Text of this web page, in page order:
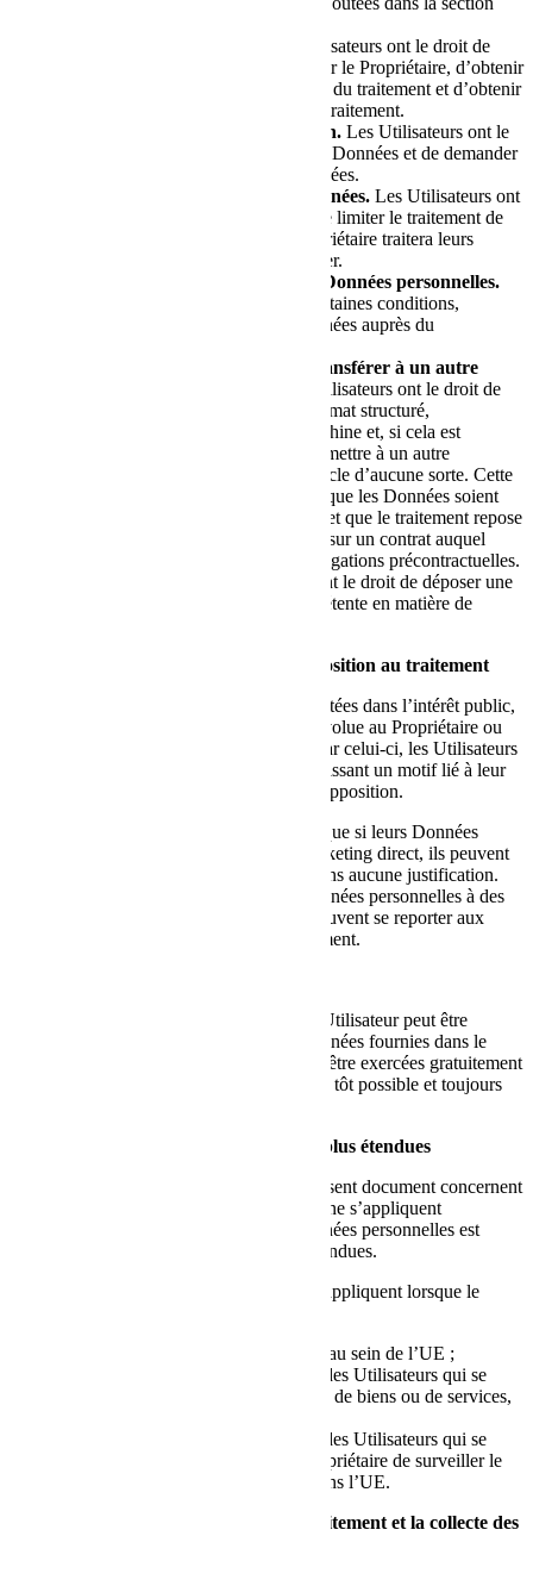
Les Utilisateurs ont le droit de
savoir si les Données sont traitées par le Propriétaire, d’obtenir
des informations sur certains aspects du traitement et d’obtenir
une copie des Données en cours de traitement.
Vérifier et obtenir une rectification. Les Utilisateurs ont le
droit de vérifier l’exactitude de leurs Données et de demander
qu’elles soient mises à jour ou corrigées.
Limiter le traitement de leurs Données. Les Utilisateurs ont
le droit, sous certaines conditions, de limiter le traitement de
leurs Données. Dans ce cas, le Propriétaire traitera leurs
Données uniquement pour les stocker.
Faire supprimer ou effacer leurs Données personnelles.
Les Utilisateurs ont le droit, sous certaines conditions,
d’obtenir l’effacement de leurs Données auprès du
Récupérer leurs Données et les transférer à un autre
Les Utilisateurs ont le droit de
récupérer leurs Données dans un format structuré,
couramment utilisé et lisible par machine et, si cela est
techniquement possible, de les transmettre à un autre
responsable du traitement sans obstacle d’aucune sorte. Cette
disposition s’applique, sous réserve que les Données soient
traitées par des moyens automatisés et que le traitement repose
sur le consentement de l’Utilisateur, sur un contrat auquel
l’Utilisateur est partie ou sur des obligations précontractuelles.
Les Utilisateurs ont le droit de déposer une
plainte auprès de leur autorité compétente en matière de
Informations concernant le droit d’opposition au traitement
Lorsque les Données personnelles sont traitées dans l’intérêt public,
dans l’exercice d’une autorité officielle dévolue au Propriétaire ou
aux fins des intérêts légitimes poursuivis par celui-ci, les Utilisateurs
peuvent s’opposer à ce traitement en fournissant un motif lié à leur
situation particulière devant justifier cette opposition.
Les Utilisateurs doivent cependant savoir que si leurs Données
personnelles sont traitées à des fins de marketing direct, ils peuvent
s’opposer à ce traitement à tout moment sans aucune justification.
Pour savoir si le Propriétaire traite des Données personnelles à des
fins de marketing direct, les Utilisateurs peuvent se reporter aux
sections correspondantes du présent document.
Toute demande d’exercice des droits de l’Utilisateur peut être
adressée au Propriétaire grâce aux coordonnées fournies dans le
présent document. Ces demandes peuvent être exercées gratuitement
et seront étudiées par le Propriétaire le plus tôt possible et toujours
Applicabilité des normes de protection plus étendues
Bien que la plupart des dispositions du présent document concernent
tous les Utilisateurs, certaines dispositions ne s’appliquent
expressément que si le traitement des Données personnelles est
soumis à des normes de protection plus étendues.
Ces normes de protection plus étendues s’appliquent lorsque le
est effectué par un Propriétaire basé au sein de l’UE ;
concerne les Données personnelles des Utilisateurs qui se
trouvent dans l’UE et est lié à l’offre de biens ou de services,
concerne les Données personnelles des Utilisateurs qui se
trouvent dans l’UE et permet au Propriétaire de surveiller le
comportement de ces Utilisateurs dans l’UE.
Informations supplémentaires sur le traitement et la collecte des